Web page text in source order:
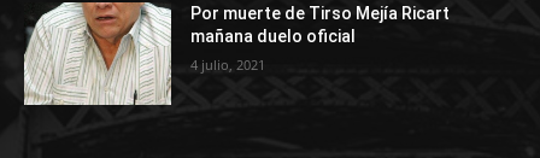
Por muerte de Tirso Mejía Ricart
mañana duelo oficial
4 julio, 2021